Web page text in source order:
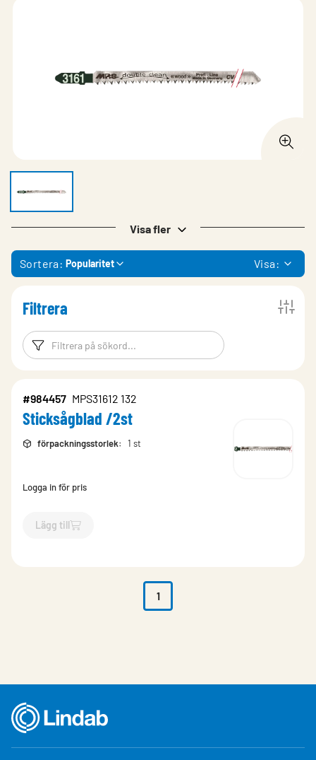
Visa fler
Sortera: Popularitet Visa:
Filtrera
Filtreringsord Filtrera
#984457 MPS31612 132
Sticksågblad /2st
förpackningsstorlek: 1 st
Logga in för pris
Lägg till
`$Lägg till
1